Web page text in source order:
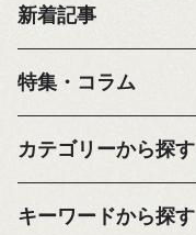
新着記事
特集・コラム
カテゴリーから探す
キーワードから探す